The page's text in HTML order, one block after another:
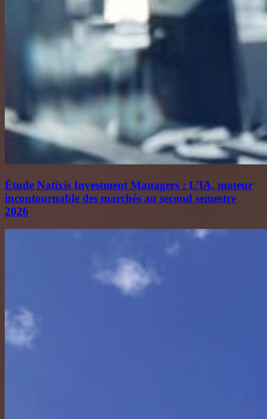
Étude Natixis Investment Managers : L’IA, moteur
incontournable des marchés au second semestre
2026